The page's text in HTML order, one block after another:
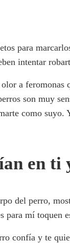
para
intentar
a feromonas
son muy
como suyo.
en ti
del perro,
para mí toquen
confía y te